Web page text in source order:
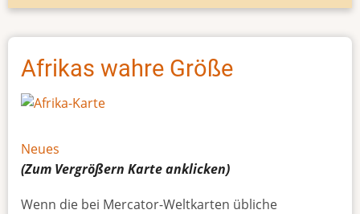
Afrikas wahre Größe
Neues
(Zum Vergrößern Karteanklicken)
Wenn die bei Mercator-Weltkarten übliche